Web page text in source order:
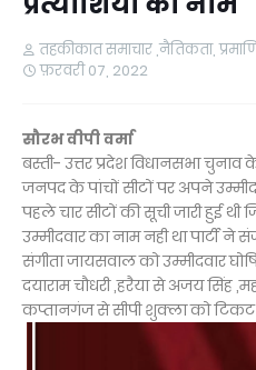
तहकीकात समाचार ,नैतिकता,
फ़रवरी 07, 2022
सौरभ वीपी वर्मा
बस्ती- उत्तर प्रदेश विधानसभा चुनाव
जनपद के पांचों सीटों पर अपने
पहले चार सीटों की सूची जारी हुई
उम्मीदवार का नाम नही था पार्टी ने
संगीता जायसवाल को उम्मीदवार
दयाराम चौधरी ,हरैया से अजय सिंह
कप्तानगंज से सीपी शुक्ला को टिकट